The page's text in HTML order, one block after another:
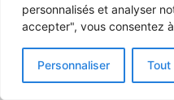
personnalisés et analyser
accepter", vous consentez
Personnaliser Tout